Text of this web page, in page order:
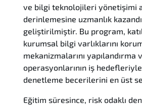
Eğitim Takvimi
Kurs İçeriği
Soru ve Cevaplar
ve bilgi teknolojileri yönetişimi
derinlemesine uzmanlık
geliştirilmiştir. Bu program,
kurumsal bilgi varlıklarını
mekanizmalarını yapılandırma
operasyonlarının iş
denetleme becerilerini en üst
Eğitim süresince, risk odaklı